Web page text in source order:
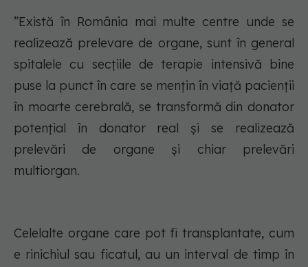
”Există în România mai multe centre unde se
realizează prelevare de organe, sunt în general
spitalele cu secțiile de terapie intensivă bine
puse la punct în care se mențin în viață pacienții
în moarte cerebrală, se transformă din donator
potențial în donator real și se realizează
prelevări de organe și chiar prelevări
multiorgan.
Celelalte organe care pot fi transplantate, cum
e rinichiul sau ficatul, au un interval de timp în